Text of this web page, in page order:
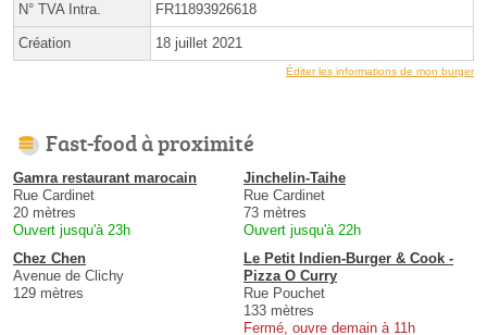
N° TVA Intra. FR11893926618
Création 18 juillet 2021
Éditer les informations de mon burger
Fast-food à proximité
Gamra restaurant marocain
Rue Cardinet
20 mètres
Ouvert jusqu'à 23h
Jinchelin-Taihe
Rue Cardinet
73 mètres
Ouvert jusqu'à 22h
Chez Chen
Avenue de Clichy
129 mètres
Le Petit Indien-Burger & Cook -
Pizza O Curry
Rue Pouchet
133 mètres
Fermé, ouvre demain à 11h